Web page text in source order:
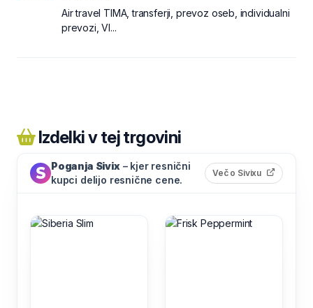
Air travel TIMA, transferji, prevoz oseb, individualni
prevozi, VI...
Izdelki v tej trgovini
Poganja Sivix – kjer resnični
kupci delijo resnične cene.
Več o Sivixu (odpre